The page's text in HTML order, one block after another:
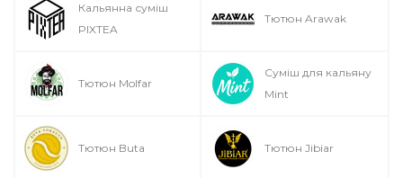
Кальянна суміш
PIXTEA
Тютюн Arawak
Тютюн Molfar
Суміш для кальяну
Mint
Тютюн Buta Тютюн Jibiar